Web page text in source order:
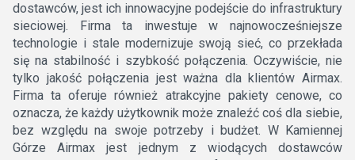
dostawców, jest ich innowacyjne podejście do infrastruktury
sieciowej. Firma ta inwestuje w najnowocześniejsze
technologie i stale modernizuje swoją sieć, co przekłada
się na stabilność i szybkość połączenia. Oczywiście, nie
tylko jakość połączenia jest ważna dla klientów Airmax.
Firma ta oferuje również atrakcyjne pakiety cenowe, co
oznacza, że każdy użytkownik może znaleźć coś dla siebie,
bez względu na swoje potrzeby i budżet. W Kamiennej
Górze Airmax jest jednym z wiodących dostawców